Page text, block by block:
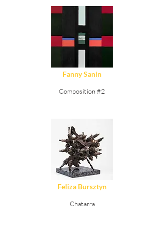
Ver Detalles
Fanny Sanin
Composition #2
Ver Detalles
Feliza Bursztyn
Chatarra